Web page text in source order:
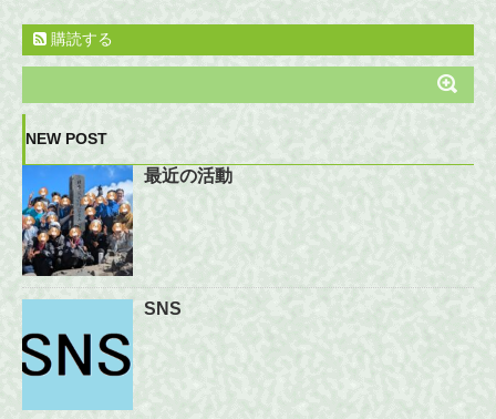
購読する
NEW POST
最近の活動
SNS